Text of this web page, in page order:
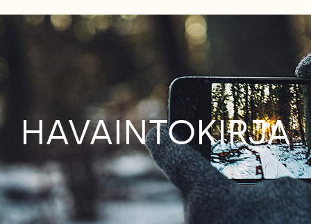
HAVAINTOKIRJA